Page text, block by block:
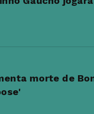
morte de